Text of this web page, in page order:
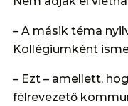
– A másik téma
Kollégiumként
– Ezt – amellett,
félrevezető